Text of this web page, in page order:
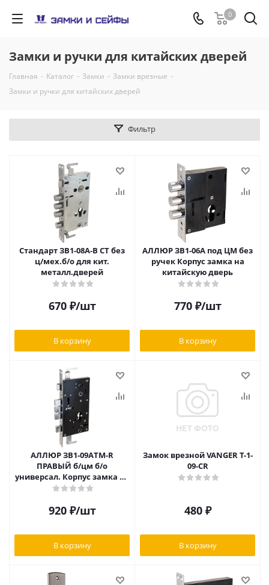
0
Замки и ручки для китайских дверей
Главная - Каталог - Замки - Замки врезные -
Замки и ручки для китайских дверей
Фильтр
Стандарт ЗВ1-08А-В СТ без
ц/мех.б/о для кит.
металл.дверей
670₽/шт
В корзину
АЛЛЮР ЗВ1-06А под ЦМ без
ручек Корпус замка на
китайскую дверь
770₽/шт
В корзину
АЛЛЮР ЗВ1-09АTM-R
ПРАВЫЙ б/цм б/о
универсал. Корпус замка на
китайскую дверь
920₽/шт
В корзину
Замок врезной VANGER T-1-
09-CR
480₽
В корзину